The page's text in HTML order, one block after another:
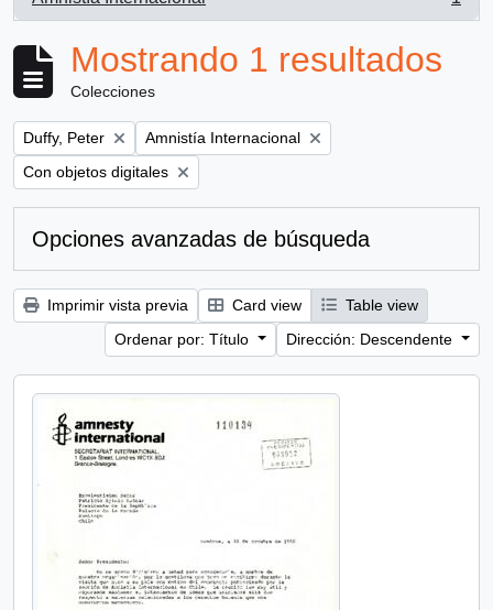
, 1 resultados
Mostrando 1 resultados
Colecciones
Remove filter:
Duffy, Peter Remove filter:
Amnistía Internacional
Remove filter:
Con objetos digitales
Opciones avanzadas de búsqueda
Imprimir vista previa Card view
Table view
Ordenar por: Título
Dirección: Descendente